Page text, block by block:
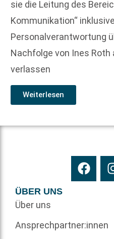
sie die Leitung des
Kommunikation“
Personalverantwortung
Nachfolge von Ines Roth
verlassen
Weiterlesen
ÜBER UNS
Über uns
Ansprechpartner:innen